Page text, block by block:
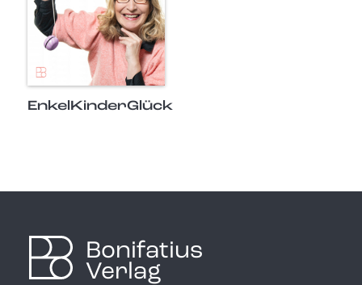
EnkelKinderGlück
Bonifatius
Verlag